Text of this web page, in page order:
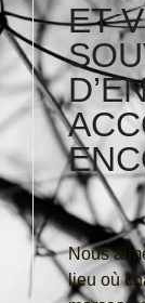
ET
Nous
lieu où